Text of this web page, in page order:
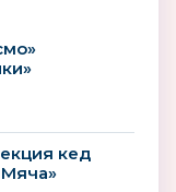
кед